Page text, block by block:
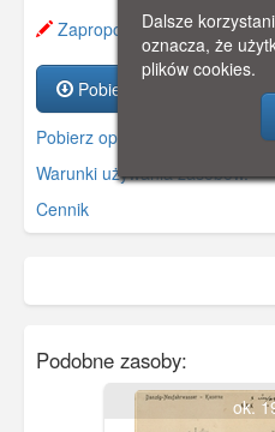
Zaproponuj zmianę opisu.
Pobierz zasób
Pobierz opis
Warunki używania zasobów.
Cennik
Podobne zasoby:
ok.
Dalsze
oznacza, że
plików cookies.